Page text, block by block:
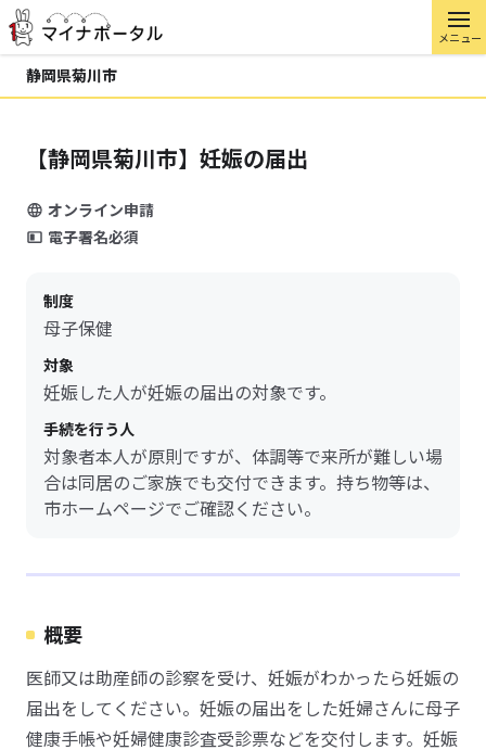
メニュー
静岡県菊川市
【静岡県菊川市】妊娠の届出
オンライン申請
電子署名必須
制度
母子保健
対象
妊娠した人が妊娠の届出の対象です。
手続を行う人
対象者本人が原則ですが、体調等で来所が難しい場
合は同居のご家族でも交付できます。持ち物等は、
市ホームページでご確認ください。
概要
医師又は助産師の診察を受け、妊娠がわかったら妊娠の
届出をしてください。妊娠の届出をした妊婦さんに母子
健康手帳や妊婦健康診査受診票などを交付します。妊娠